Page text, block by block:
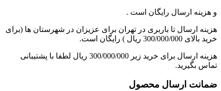
و هزینه ارسال رایگان است .
هزینه ارسال تا باربری در تهران برای عزیزان در شهرستان ها (برای
خرید بالای 300/000/000 ریال ) رایگان است.
هزینه ارسال برای خرید زیر 300/000/000 ریال لطفا با پشتیبانی
تماس بگیرید.
ضمانت ارسال محصول